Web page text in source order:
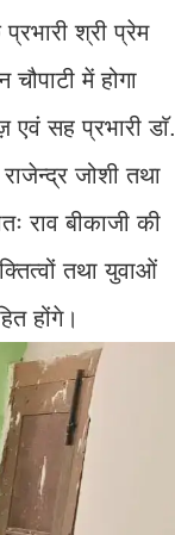
श्री प्रेम
में होगा
एवं सह प्रभारी डाॅ.
जोशी तथा
राव बीकाजी की
तथा युवाओं
होंगे।